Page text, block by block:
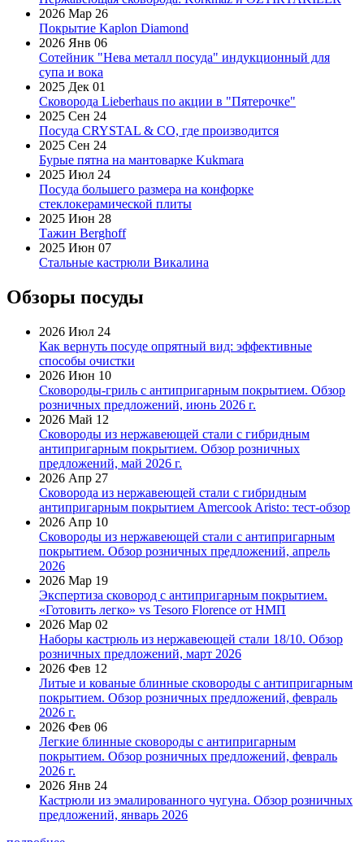
2026 Мар 26
Покрытие Kaplon Diamond
2026 Янв 06
Сотейник "Нева металл посуда" индукционный для
супа и вока
2025 Дек 01
Сковорода Lieberhaus по акции в "Пятерочке"
2025 Сен 24
Посуда CRYSTAL & CO, где производится
2025 Сен 24
Бурые пятна на мантоварке Kukmara
2025 Июл 24
Посуда большего размера на конфорке
стеклокерамической плиты
2025 Июн 28
Тажин Berghoff
2025 Июн 07
Стальные кастрюли Викалина
Обзоры посуды
2026 Июл 24
Как вернуть посуде опрятный вид: эффективные
способы очистки
2026 Июн 10
Сковороды-гриль с антипригарным покрытием. Обзор
розничных предложений, июнь 2026 г.
2026 Май 12
Сковороды из нержавеющей стали с гибридным
антипригарным покрытием. Обзор розничных
предложений, май 2026 г.
2026 Апр 27
Сковорода из нержавеющей стали с гибридным
антипригарным покрытием Amercook Aristo: тест-обзор
2026 Апр 10
Сковороды из нержавеющей стали с антипригарным
покрытием. Обзор розничных предложений, апрель
2026
2026 Мар 19
Экспертиза сковород с антипригарным покрытием.
«Готовить легко» vs Tesoro Florence от НМП
2026 Мар 02
Наборы кастрюль из нержавеющей стали 18/10. Обзор
розничных предложений, март 2026
2026 Фев 12
Литые и кованые блинные сковороды с антипригарным
покрытием. Обзор розничных предложений, февраль
2026 г.
2026 Фев 06
Легкие блинные сковороды с антипригарным
покрытием. Обзор розничных предложений, февраль
2026 г.
2026 Янв 24
Кастрюли из эмалированного чугуна. Обзор розничных
предложений, январь 2026